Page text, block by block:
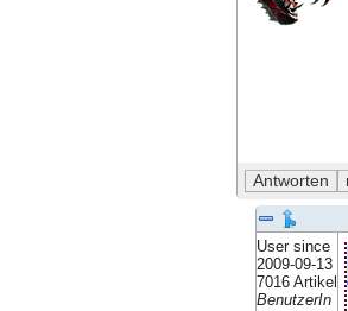
User since
2009-09-13
7016 Artikel
BenutzerIn